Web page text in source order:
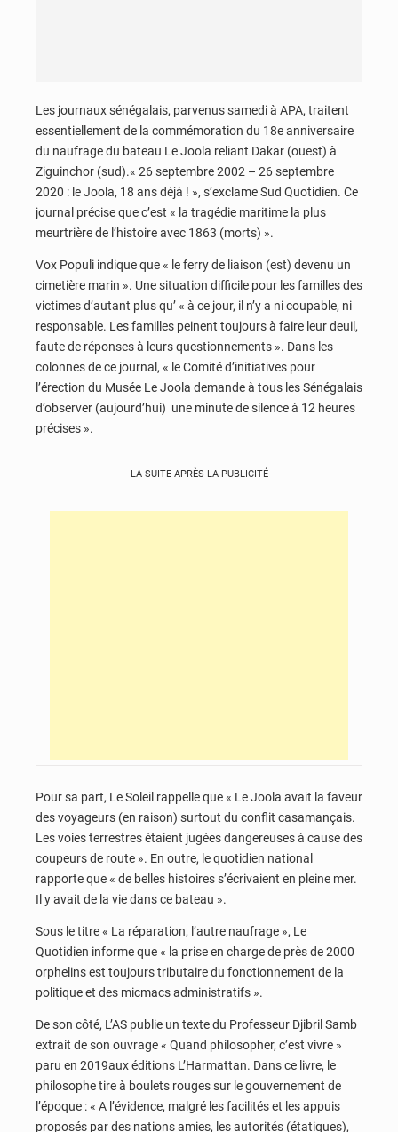
Les journaux sénégalais, parvenus samedi à APA, traitent
essentiellement de la commémoration du 18e anniversaire
du naufrage du bateau Le Joola reliant Dakar (ouest) à
Ziguinchor (sud).« 26 septembre 2002 – 26 septembre
2020 : le Joola, 18 ans déjà ! », s’exclame Sud Quotidien. Ce
journal précise que c’est « la tragédie maritime la plus
meurtrière de l’histoire avec 1863 (morts) ».
Vox Populi indique que « le ferry de liaison (est) devenu un
cimetière marin ». Une situation difficile pour les familles des
victimes d’autant plus qu’ « à ce jour, il n’y a ni coupable, ni
responsable. Les familles peinent toujours à faire leur deuil,
faute de réponses à leurs questionnements ». Dans les
colonnes de ce journal, « le Comité d’initiatives pour
l’érection du Musée Le Joola demande à tous les Sénégalais
d’observer (aujourd’hui) une minute de silence à 12 heures
précises ».
LA SUITE APRÈS LA PUBLICITÉ
Pour sa part, Le Soleil rappelle que « Le Joola avait la faveur
des voyageurs (en raison) surtout du conflit casamançais.
Les voies terrestres étaient jugées dangereuses à cause des
coupeurs de route ». En outre, le quotidien national
rapporte que « de belles histoires s’écrivaient en pleine mer.
Il y avait de la vie dans ce bateau ».
Sous le titre « La réparation, l’autre naufrage », Le
Quotidien informe que « la prise en charge de près de 2000
orphelins est toujours tributaire du fonctionnement de la
politique et des micmacs administratifs ».
De son côté, L’AS publie un texte du Professeur Djibril Samb
extrait de son ouvrage « Quand philosopher, c’est vivre »
paru en 2019aux éditions L’Harmattan. Dans ce livre, le
philosophe tire à boulets rouges sur le gouvernement de
l’époque : « A l’évidence, malgré les facilités et les appuis
proposés par des nations amies, les autorités (étatiques),